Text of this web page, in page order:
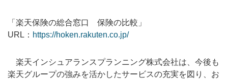
「楽天保険の総合窓口 保険の比較」
URL： https://hoken.rakuten.co.jp/
楽天インシュアランスプランニング株式会社は、今後も
楽天グループの強みを活かしたサービスの充実を図り、お